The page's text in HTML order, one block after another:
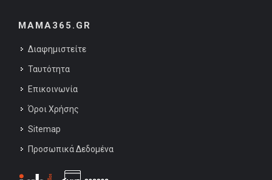
MAMA365.GR
Διαφημιστείτε
Ταυτότητα
Επικοινωνία
Όροι Χρήσης
Sitemap
Προσωπικά Δεδομένα